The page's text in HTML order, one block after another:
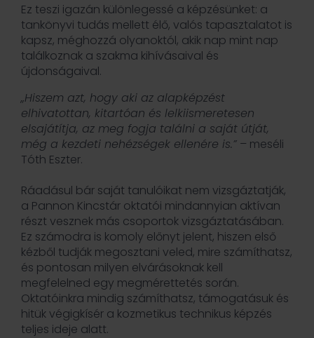
Ez teszi igazán különlegessé a képzésünket: a
tankönyvi tudás mellett élő, valós tapasztalatot is
kapsz, méghozzá olyanoktól, akik nap mint nap
találkoznak a szakma kihívásaival és
újdonságaival.
„Hiszem azt, hogy aki az alapképzést
elhivatottan, kitartóan és lelkiismeretesen
elsajátítja, az meg fogja találni a saját útját,
még a kezdeti nehézségek ellenére is.” – meséli
Tóth Eszter.
Ráadásul bár saját tanulóikat nem vizsgáztatják,
a Pannon Kincstár oktatói mindannyian aktívan
részt vesznek más csoportok vizsgáztatásában.
Ez számodra is komoly előnyt jelent, hiszen első
kézből tudják megosztani veled, mire számíthatsz,
és pontosan milyen elvárásoknak kell
megfelelned egy megmérettetés során.
Oktatóinkra mindig számíthatsz, támogatásuk és
hitük végigkísér a kozmetikus technikus képzés
teljes ideje alatt.